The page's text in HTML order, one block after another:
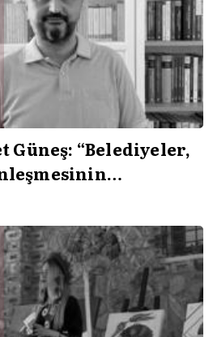
Güneş: “Belediyeler,